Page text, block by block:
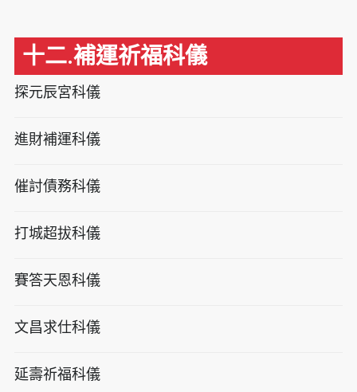
十二.補運祈福科儀
探元辰宮科儀
進財補運科儀
催討債務科儀
打城超拔科儀
賽答天恩科儀
文昌求仕科儀
延壽祈福科儀